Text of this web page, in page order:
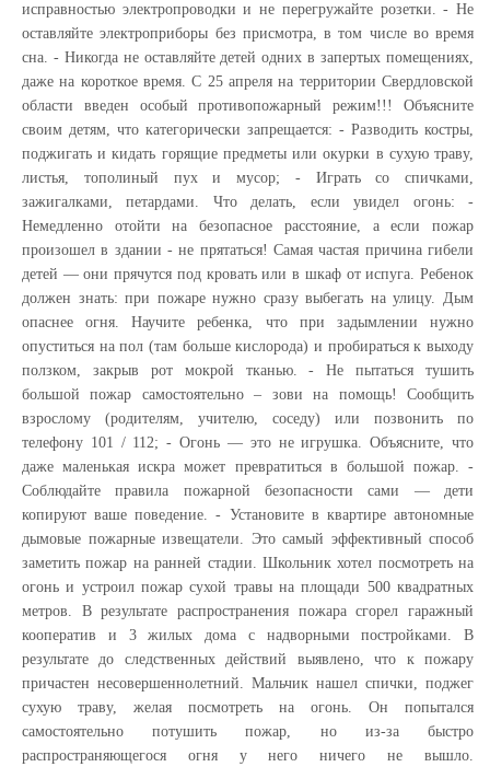
исправностью электропроводки и не перегружайте розетки. - Не
оставляйте электроприборы без присмотра, в том числе во время
сна. - Никогда не оставляйте детей одних в запертых помещениях,
даже на короткое время. С 25 апреля на территории Свердловской
области введен особый противопожарный режим!!! Объясните
своим детям, что категорически запрещается: - Разводить костры,
поджигать и кидать горящие предметы или окурки в сухую траву,
листья, тополиный пух и мусор; - Играть со спичками,
зажигалками, петардами. Что делать, если увидел огонь: -
Немедленно отойти на безопасное расстояние, а если пожар
произошел в здании - не прятаться! Самая частая причина гибели
детей — они прячутся под кровать или в шкаф от испуга. Ребенок
должен знать: при пожаре нужно сразу выбегать на улицу. Дым
опаснее огня. Научите ребенка, что при задымлении нужно
опуститься на пол (там больше кислорода) и пробираться к выходу
ползком, закрыв рот мокрой тканью. - Не пытаться тушить
большой пожар самостоятельно – зови на помощь! Сообщить
взрослому (родителям, учителю, соседу) или позвонить по
телефону 101 / 112; - Огонь — это не игрушка. Объясните, что
даже маленькая искра может превратиться в большой пожар. -
Соблюдайте правила пожарной безопасности сами — дети
копируют ваше поведение. - Установите в квартире автономные
дымовые пожарные извещатели. Это самый эффективный способ
заметить пожар на ранней стадии. Школьник хотел посмотреть на
огонь и устроил пожар сухой травы на площади 500 квадратных
метров. В результате распространения пожара сгорел гаражный
кооператив и 3 жилых дома с надворными постройками. В
результате до следственных действий выявлено, что к пожару
причастен несовершеннолетний. Мальчик нашел спички, поджег
сухую траву, желая посмотреть на огонь. Он попытался
самостоятельно потушить пожар, но из-за быстро
распространяющегося огня у него ничего не вышло.